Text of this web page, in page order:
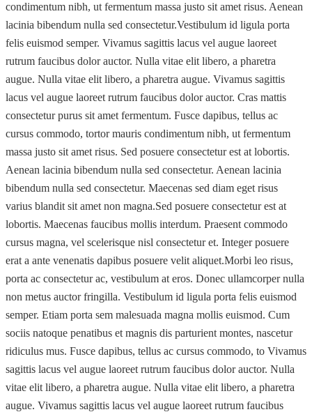
condimentum nibh, ut fermentum massa justo sit amet risus. Aenean
lacinia bibendum nulla sed consectetur.Vestibulum id ligula porta
felis euismod semper. Vivamus sagittis lacus vel augue laoreet
rutrum faucibus dolor auctor. Nulla vitae elit libero, a pharetra
augue. Nulla vitae elit libero, a pharetra augue. Vivamus sagittis
lacus vel augue laoreet rutrum faucibus dolor auctor. Cras mattis
consectetur purus sit amet fermentum. Fusce dapibus, tellus ac
cursus commodo, tortor mauris condimentum nibh, ut fermentum
massa justo sit amet risus. Sed posuere consectetur est at lobortis.
Aenean lacinia bibendum nulla sed consectetur. Aenean lacinia
bibendum nulla sed consectetur. Maecenas sed diam eget risus
varius blandit sit amet non magna.Sed posuere consectetur est at
lobortis. Maecenas faucibus mollis interdum. Praesent commodo
cursus magna, vel scelerisque nisl consectetur et. Integer posuere
erat a ante venenatis dapibus posuere velit aliquet.Morbi leo risus,
porta ac consectetur ac, vestibulum at eros. Donec ullamcorper nulla
non metus auctor fringilla. Vestibulum id ligula porta felis euismod
semper. Etiam porta sem malesuada magna mollis euismod. Cum
sociis natoque penatibus et magnis dis parturient montes, nascetur
ridiculus mus. Fusce dapibus, tellus ac cursus commodo, to Vivamus
sagittis lacus vel augue laoreet rutrum faucibus dolor auctor. Nulla
vitae elit libero, a pharetra augue. Nulla vitae elit libero, a pharetra
augue. Vivamus sagittis lacus vel augue laoreet rutrum faucibus